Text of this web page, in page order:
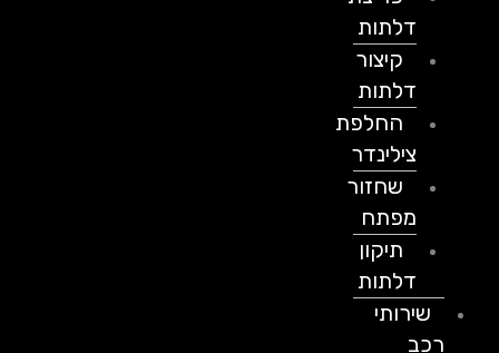
דלתות
קיצור
דלתות
החלפת
צילינדר
שחזור
מפתח
תיקון
דלתות
שירותי